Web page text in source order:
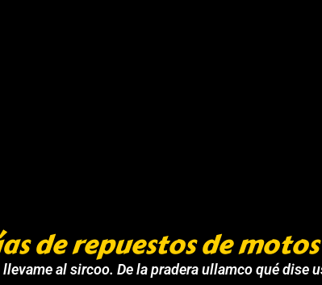
de repuestos de motos
al sircoo. De la pradera ullamco qué dise